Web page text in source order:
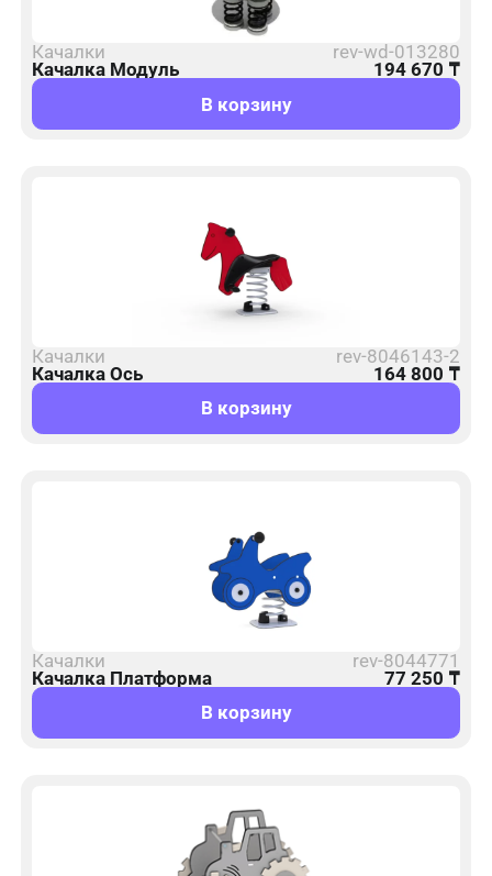
Качалки
rev-wd-013280
Качалка Модуль
194 670 ₸
В корзину
Качалки
rev-8046143-2
Качалка Ось
164 800 ₸
В корзину
Качалки
rev-8044771
Качалка Платформа
77 250 ₸
В корзину